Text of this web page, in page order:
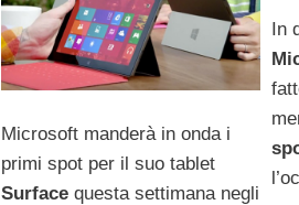
In
Microsoft manderà in onda i
primi spot per il suo tablet
Surfacequesta settimana negli